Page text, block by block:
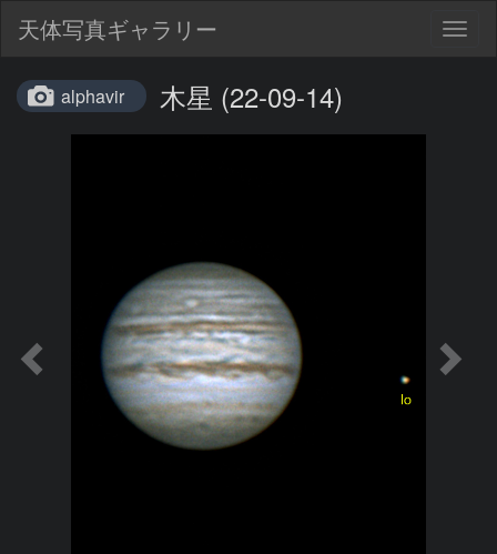
天体写真ギャラリー
alphavir 木星 (22-09-14)